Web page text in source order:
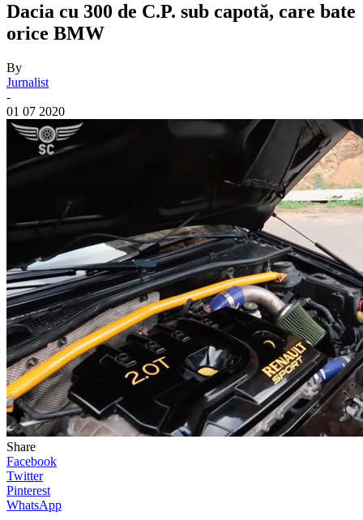
Dacia cu 300 de C.P. sub capotă, care bate
orice BMW
By
Jurnalist
-
01 07 2020
Share
Facebook
Twitter
Pinterest
WhatsApp